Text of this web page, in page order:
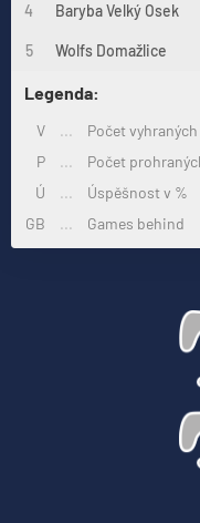
4 Baryba Velký Osek
5 Wolfs Domažlice
Legenda:
V ...
Počet
P
...
Počet
Ú
...
Úspěšnost v %
GB
... Games behind